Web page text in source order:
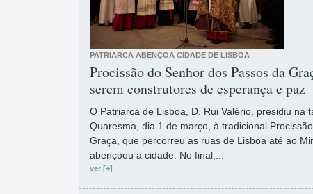
PATRIARCA ABENÇOA CIDADE DE LISBOA
Procissão do Senhor dos Passos da
serem construtores de esperança e paz
O Patriarca de Lisboa, D. Rui Valério, presidiu na
Quaresma, dia 1 de março, à tradicional
Graça, que percorreu as ruas de Lisboa até ao
abençoou a cidade. No final,...
ver [+]